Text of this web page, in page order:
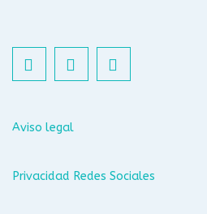
Aviso legal
Privacidad Redes Sociales